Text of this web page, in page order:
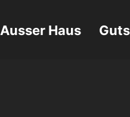
Ausser Haus